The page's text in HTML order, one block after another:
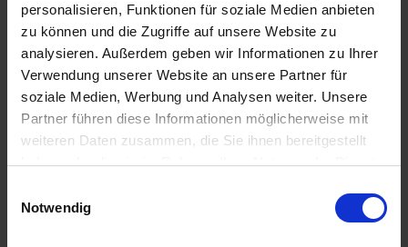
personalisieren, Funktionen für soziale Medien anbieten
zu können und die Zugriffe auf unsere Website zu
analysieren. Außerdem geben wir Informationen zu Ihrer
Verwendung unserer Website an unsere Partner für
soziale Medien, Werbung und Analysen weiter. Unsere
Partner führen diese Informationen möglicherweise mit
weiteren Daten zusammen, die Sie ihnen bereitgestellt
haben oder die sie im Rahmen Ihrer Nutzung der Dienste
Notwendig
Spectrum Gold
zzgl. MwSt.
ZUM PRODUKT